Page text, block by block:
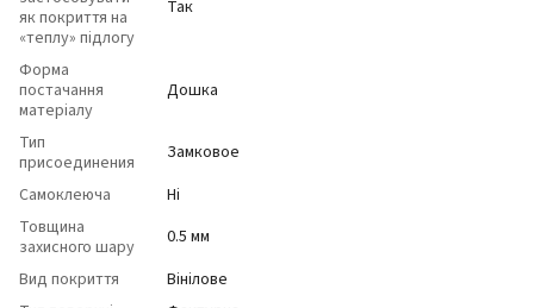
як покриття на
«теплу» підлогу
Так
Форма
постачання
матеріалу
Дошка
Тип
присоединения
Замковое
Самоклеюча
Ні
Товщина
захисного шару
0.5 мм
Вид покриття
Вінілове